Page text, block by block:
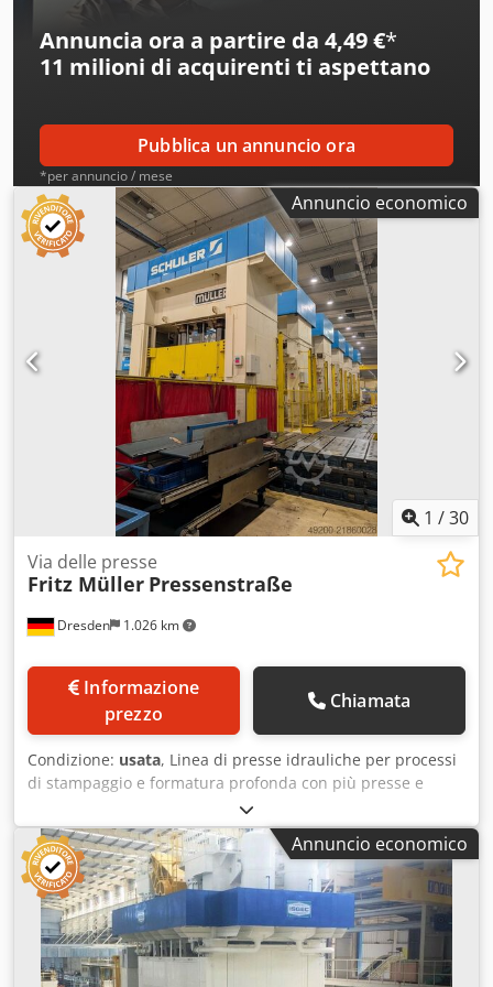
accendisigari o apparecchi elettrici), compresi tutti i
disegni tecnologici e tecnici (DXF) Dcjdpfju Nfttsx Adkok *
Annuncia ora a partire da 4,49 €*
11 milioni di acquirenti ti aspettano
Pubblica un annuncio ora
*per annuncio / mese
Annuncio economico
1 /30
Dresden 1.026 km
Via delle presse
Fritz Müller Pressenstraße
prezzo
Chiamata
Condizione: usata, Linea di presse idrauliche per processi
di stampaggio e formatura profonda con più presse e
movimentazione automatizzata dei pezzi. Costruttore: Fritz
Müller / Schuler Tipo di macchina: Linea di presse
idrauliche / Pressa transfer Numero di presse: 6 Pressa 1
Tipo: BZE 1200 – 35.1.1 Anno di costruzione: 1972 Forza di
pressa: 12.000 kN Pressa 2 Tipo: ZE 800 – 35.1.1 Anno di
costruzione: 1969 Forza di pressa: 8.000 kN Pressa 3 Tipo:
ZE 800 – 35.1.1 Anno di costruzione: 1969 Forza di pressa:
8.000 kN Pressa 4 Tipo: ZE 800 – 35.1.1 Anno di
Annuncio economico